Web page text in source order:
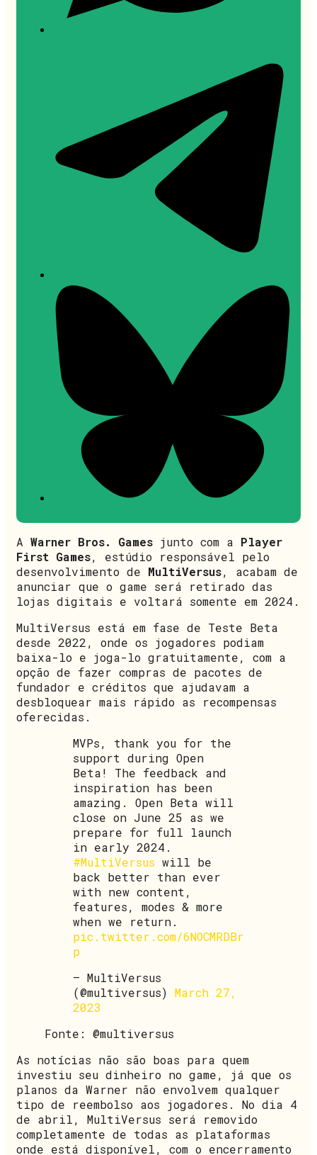
A Warner Bros. Games junto com a Player
First Games, estúdio responsável pelo
desenvolvimento de MultiVersus, acabam de
anunciar que o game será retirado das
lojas digitais e voltará somente em 2024.
MultiVersus está em fase de Teste Beta
desde 2022, onde os jogadores podiam
baixa-lo e joga-lo gratuitamente, com a
opção de fazer compras de pacotes de
fundador e créditos que ajudavam a
desbloquear mais rápido as recompensas
oferecidas.
MVPs, thank you for the
support during Open
Beta! The feedback and
inspiration has been
amazing. Open Beta will
close on June 25 as we
prepare for full launch
in early 2024.
#MultiVersus will be
back better than ever
with new content,
features, modes & more
when we return.
pic.twitter.com/6NOCMRDBr
p
— MultiVersus
(@multiversus) March 27,
2023
Fonte: @multiversus
As notícias não são boas para quem
investiu seu dinheiro no game, já que os
planos da Warner não envolvem qualquer
tipo de reembolso aos jogadores. No dia 4
de abril, MultiVersus será removido
completamente de todas as plataformas
onde está disponível, com o encerramento